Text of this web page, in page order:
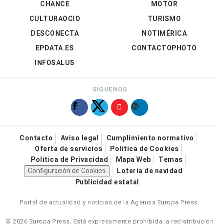
CHANCE
CULTURAOCIO
DESCONECTA
EPDATA.ES
INFOSALUS
MOTOR
TURISMO
NOTIMÉRICA
CONTACTOPHOTO
SÍGUENOS
Contacto Aviso legal
Cumplimiento normativo
Oferta de servicios
Política de Cookies
Política de Privacidad
Mapa Web
Temas
Configuración de Cookies
Loteria de navidad
Publicidad estatal
Portal de actualidad y noticias de la Agencia Europa Press.
© 2026 Europa Press. Está expresamente prohibida la redistribución